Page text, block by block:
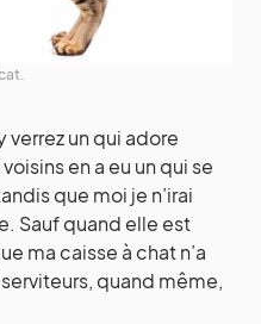
verrez un qui adore
en a eu un qui se
que moi je n’irai
Sauf quand elle est
ma caisse à chat n’a
quand même,